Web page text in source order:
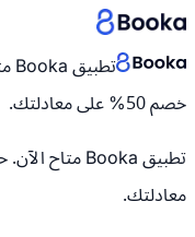
تطبيق Booka متاح
خصم 50% على معادلتك.
تطبيق Booka متاح الآن. حمّله اليوم واحصل على
معادلتك.